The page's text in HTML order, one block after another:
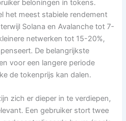
beloningen in tokens.
het meest stabiele rendement
Solana en Avalanche tot 7-
netwerken tot 15-20%,
De belangrijkste
voor een langere periode
de tokenprijs kan dalen.
zich er dieper in te verdiepen,
Een gebruiker stort twee